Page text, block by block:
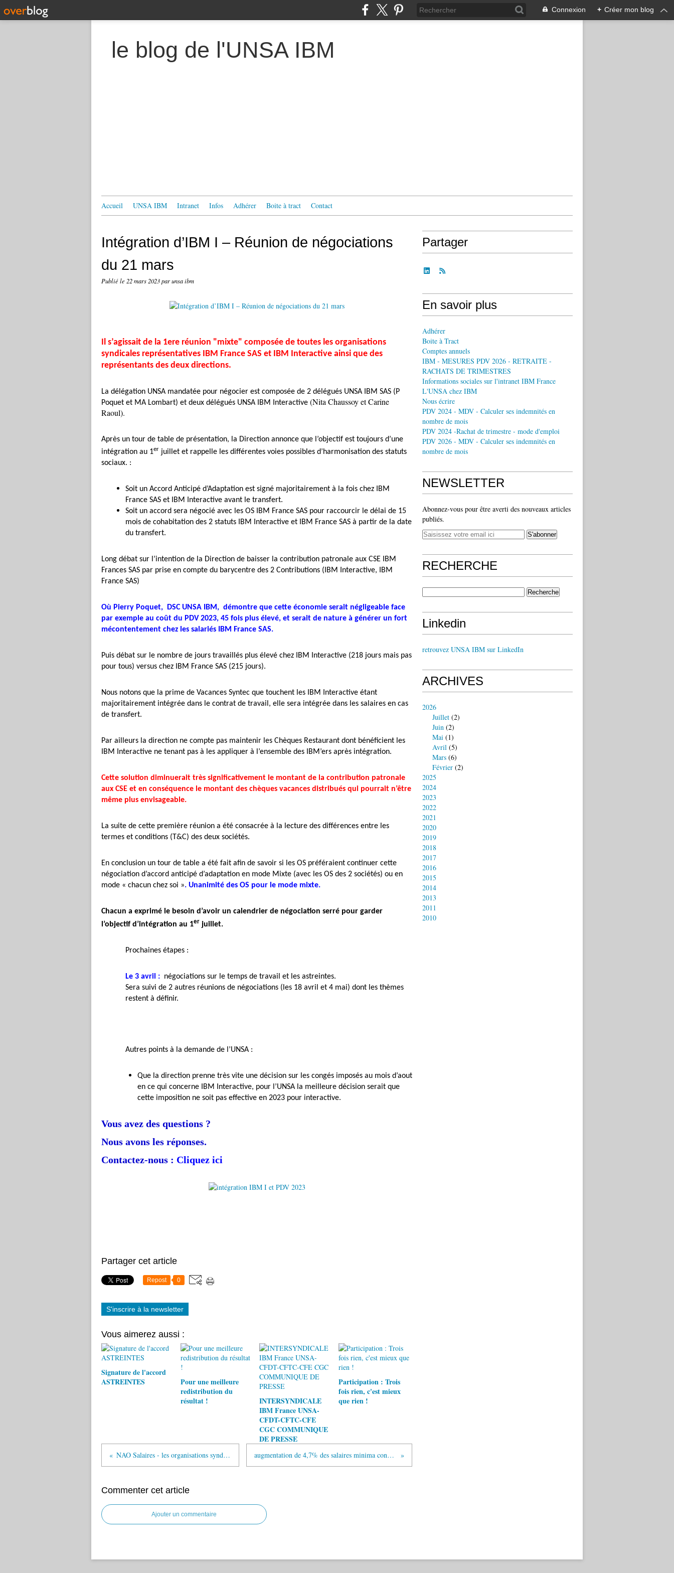
Connexion + Créer mon blog
le blog de l'UNSA IBM
Accueil UNSA IBM Intranet Infos Adhérer Boite à tract Contact
Intégration d’IBM I – Réunion de négociations
du 21 mars
Publié le 22 mars 2023par unsa ibm
Il s’agissait de la 1ere réunion "mixte" composée de toutes les organisations
syndicales représentatives IBM France SAS et IBM Interactive ainsi que des
représentants des deux directions.
La délégation UNSA mandatée pour négocier est composée de 2 délégués UNSA IBM SAS (P
Poquet et MA Lombart) et deux délégués UNSA IBM Interactive (Nita Chaussoy et Carine
Raoul).
Après un tour de table de présentation, la Direction annonce que l’objectif est toujours d’une
intégration au 1er juillet et rappelle les différentes voies possibles d’harmonisation des statuts
sociaux. :
Soit un Accord Anticipé d’Adaptation est signé majoritairement à la fois chez IBM
France SAS et IBM Interactive avant le transfert.
Soit un accord sera négocié avec les OS IBM France SAS pour raccourcir le délai de 15
mois de cohabitation des 2 statuts IBM Interactive et IBM France SAS à partir de la date
du transfert.
Long débat sur l’intention de la Direction de baisser la contribution patronale aux CSE IBM
Frances SAS par prise en compte du barycentre des 2 Contributions (IBM Interactive, IBM
France SAS)
Où Pierry Poquet, DSC UNSA IBM, démontre que cette économie serait négligeable face
par exemple au coût du PDV 2023, 45 fois plus élevé, et serait de nature à générer un fort
mécontentement chez les salariés IBM France SAS.
Puis débat sur le nombre de jours travaillés plus élevé chez IBM Interactive (218 jours mais pas
pour tous) versus chez IBM France SAS (215 jours).
Nous notons que la prime de Vacances Syntec que touchent les IBM Interactive étant
majoritairement intégrée dans le contrat de travail, elle sera intégrée dans les salaires en cas
de transfert.
Par ailleurs la direction ne compte pas maintenir les Chèques Restaurant dont bénéficient les
IBM Interactive ne tenant pas à les appliquer à l’ensemble des IBM’ers après intégration.
Cette solution diminuerait très significativement le montant de la contribution patronale
aux CSE et en conséquence le montant des chèques vacances distribués qui pourrait n’être
même plus envisageable.
La suite de cette première réunion a été consacrée à la lecture des différences entre les
termes et conditions (T&C) des deux sociétés.
En conclusion un tour de table a été fait afin de savoir si les OS préféraient continuer cette
négociation d’accord anticipé d’adaptation en mode Mixte (avec les OS des 2 sociétés) ou en
mode « chacun chez soi ». Unanimité des OS pour le mode mixte.
Chacun a exprimé le besoin d’avoir un calendrier de négociation serré pour garder
l’objectif d’intégration au 1er juillet.
Prochaines étapes :
Le 3 avril : négociations sur le temps de travail et les astreintes.
Sera suivi de 2 autres réunions de négociations (les 18 avril et 4 mai) dont les thèmes
restent à définir.
Autres points à la demande de l’UNSA :
Que la direction prenne très vite une décision sur les congés imposés au mois d’aout
en ce qui concerne IBM Interactive, pour l’UNSA la meilleure décision serait que
cette imposition ne soit pas effective en 2023 pour interactive.
Vous avez des questions ?
Nous avons les réponses.
Contactez-nous : Cliquez ici
Partager cet article
Repost 0
S'inscrire à la newsletter
Vous aimerez aussi :
Signature de l'accord
ASTREINTES
Pour une meilleure
redistribution du
résultat !
INTERSYNDICALE
IBM France UNSA-
CFDT-CFTC-CFE
CGC COMMUNIQUE
DE PRESSE
Participation : Trois
fois rien, c'est mieux
que rien !
NAO Salaires - les organisations syndicales IBM quittent la table de négociation. augmentation de 4,7% des salaires minima conventionnels des ingénieurs et cadres de la métallurgie
Commenter cet article
Ajouter un commentaire
Partager
En savoir plus
Adhérer
Boite à Tract
Comptes annuels
IBM - MESURES PDV 2026 - RETRAITE -
RACHATS DE TRIMESTRES
Informations sociales sur l'intranet IBM France
L'UNSA chez IBM
Nous écrire
PDV 2024 - MDV - Calculer ses indemnités en
nombre de mois
PDV 2024 -Rachat de trimestre - mode d'emploi
PDV 2026 - MDV - Calculer ses indemnités en
nombre de mois
NEWSLETTER
Abonnez-vous pour être averti des nouveaux articles
publiés.
RECHERCHE
Linkedin
retrouvez UNSA IBM sur LinkedIn
ARCHIVES
2026
Juillet (2)
Juin (2)
Mai (1)
Avril (5)
Mars (6)
Février (2)
2025
2024
2023
2022
2021
2020
2019
2018
2017
2016
2015
2014
2013
2011
2010